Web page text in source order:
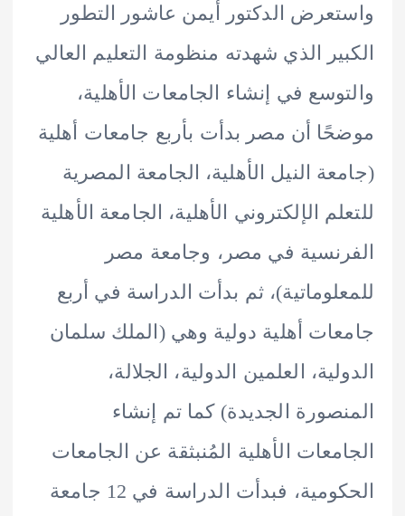
الدكتور أيمن عاشور التطور
الذي شهدته منظومة التعليم العالي
في إنشاء الجامعات الأهلية،
أن مصر بدأت بأربع جامعات أهلية
النيل الأهلية، الجامعة المصرية
الإلكتروني الأهلية، الجامعة الأهلية
في مصر، وجامعة مصر
ثم بدأت الدراسة في أربع
أهلية دولية وهي (الملك سلمان
العلمين الدولية، الجلالة،
الجديدة) كما تم إنشاء
الأهلية المُنبثقة عن الجامعات
الحكومية، فبدأت الدراسة في 12 جامعة